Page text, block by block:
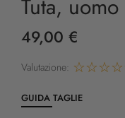
Tuta,
49,00 €
Valutazione:
GUIDA TAGLIE